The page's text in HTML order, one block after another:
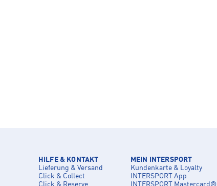
HILFE & KONTAKT
Lieferung & Versand
Click & Collect
Click & Reserve
MEIN INTERSPORT
Kundenkarte & Loyalty
INTERSPORT App
INTERSPORT Mastercard®